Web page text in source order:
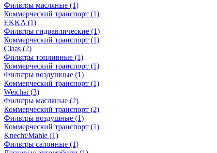
Фильтры масляные (1)
Коммерческий транспорт (1)
EKKA (1)
Фильтры гидравлические (1)
Коммерческий транспорт (1)
Claas (2)
Фильтры топливные (1)
Коммерческий транспорт (1)
Фильтры воздушные (1)
Коммерческий транспорт (1)
Weichai (3)
Фильтры масляные (2)
Коммерческий транспорт (2)
Фильтры воздушные (1)
Коммерческий транспорт (1)
Knecht/Mahle (1)
Фильтры салонные (1)